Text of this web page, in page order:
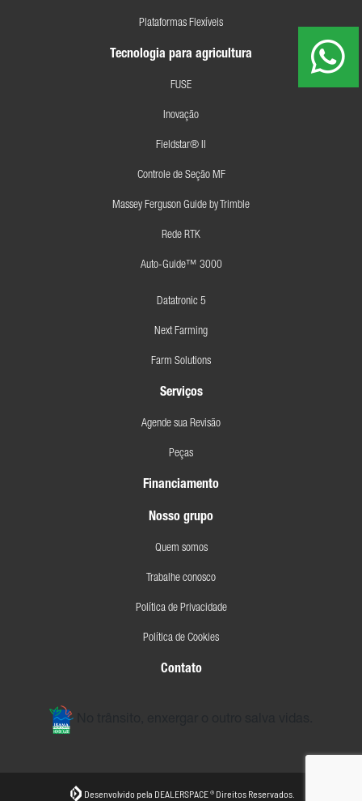
Plataformas Flexíveis
Tecnologia para agricultura
FUSE
Inovação
Fieldstar® II
Controle de Seção MF
Massey Ferguson Guide by Trimble
Rede RTK
Auto-Guide™ 3000
Datatronic 5
Next Farming
Farm Solutions
Serviços
Agende sua Revisão
Peças
Financiamento
Nosso grupo
Quem somos
Trabalhe conosco
Política de Privacidade
Política de Cookies
Contato
Desenvolvido pela DEALERSPACE ® Direitos Reservados.